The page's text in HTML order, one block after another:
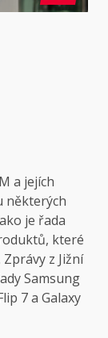
a jejích
některých
je řada
které
z Jižní
Samsung
7 a Galaxy